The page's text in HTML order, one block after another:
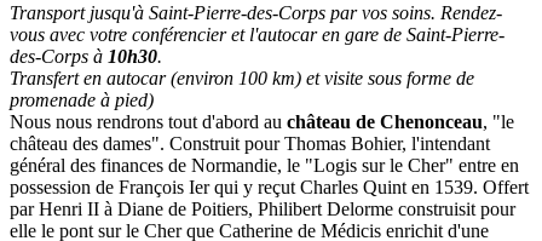
Transport jusqu'à Saint-Pierre-des-Corps par vos soins. Rendez-
vous avec votre conférencier et l'autocar en gare de Saint-Pierre-
des-Corps à 10h30.
Transfert en autocar (environ 100 km) et visite sous forme de
promenade à pied)
Nous nous rendrons tout d'abord au château de Chenonceau, "le
château des dames". Construit pour Thomas Bohier, l'intendant
général des finances de Normandie, le "Logis sur le Cher" entre en
possession de François Ier qui y reçut Charles Quint en 1539. Offert
par Henri II à Diane de Poitiers, Philibert Delorme construisit pour
elle le pont sur le Cher que Catherine de Médicis enrichit d'une